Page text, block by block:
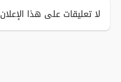
لا تعليقات على هذا الإعلان